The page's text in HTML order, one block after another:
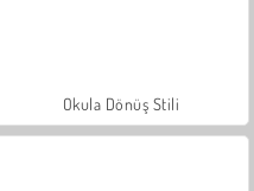
Okula Dönüş Stili